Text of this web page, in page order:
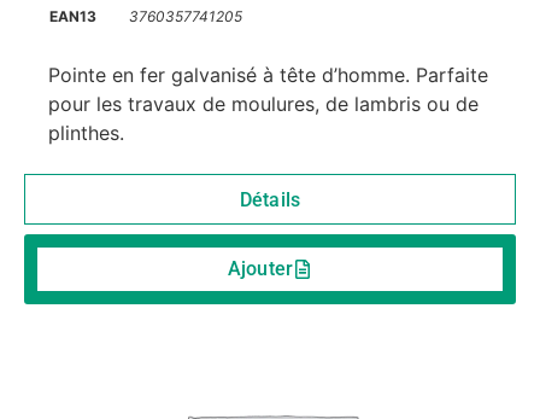
EAN13
3760357741205
Pointe en fer galvanisé à tête d’homme. Parfaite
pour les travaux de moulures, de lambris ou de
plinthes.
Détails
Ajouter